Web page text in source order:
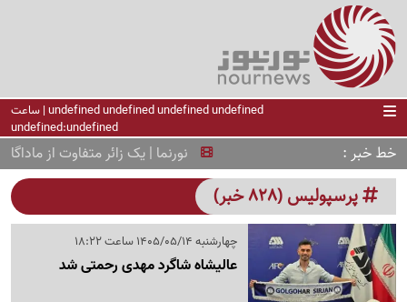
undefined undefined undefined undefined | ساعت
undefined:undefined
خط خبر نورنما | یک زائر متفاوت از
پرسپولیس (828 خبر)
چهارشنبه 1405/05/14 ساعت 18:22
عالیشاه شاگرد مهدی رحمتی شد